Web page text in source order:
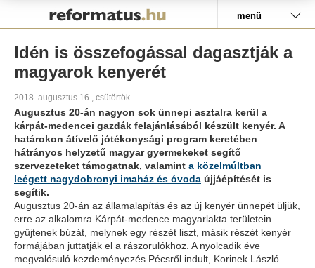
menü
Idén is összefogással dagasztják a
magyarok kenyerét
2018. augusztus 16., csütörtök
Augusztus 20-án nagyon sok ünnepi asztalra kerül a
kárpát-medencei gazdák felajánlásából készült kenyér. A
határokon átívelő jótékonysági program keretében
hátrányos helyzetű magyar gyermekeket segítő
szervezeteket támogatnak, valamint a közelmúltban
leégett nagydobronyi imaház és óvoda újjáépítését is
segítik.
Augusztus 20-án az államalapítás és az új kenyér ünnepét üljük,
erre az alkalomra Kárpát-medence magyarlakta területein
gyűjtenek búzát, melynek egy részét liszt, másik részét kenyér
formájában juttatják el a rászorulókhoz. A nyolcadik éve
megvalósuló kezdeményezés Pécsről indult, Korinek László